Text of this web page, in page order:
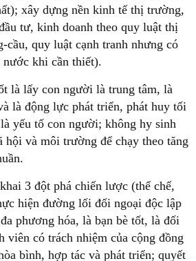
xây dựng nền kinh tế thị trường,
tư, kinh doanh theo quy luật thị
cầu, quy luật cạnh tranh nhưng có
nước khi cần thiết).
là lấy con người là trung tâm, là
là động lực phát triển, phát huy tối
yếu tố con người; không hy sinh
hội và môi trường để chạy theo tăng
3 đột phá chiến lược (thể chế,
hiện đường lối đối ngoại độc lập
phương hóa, là bạn bè tốt, là đối
viên có trách nhiệm của cộng đồng
bình, hợp tác và phát triển; quyết